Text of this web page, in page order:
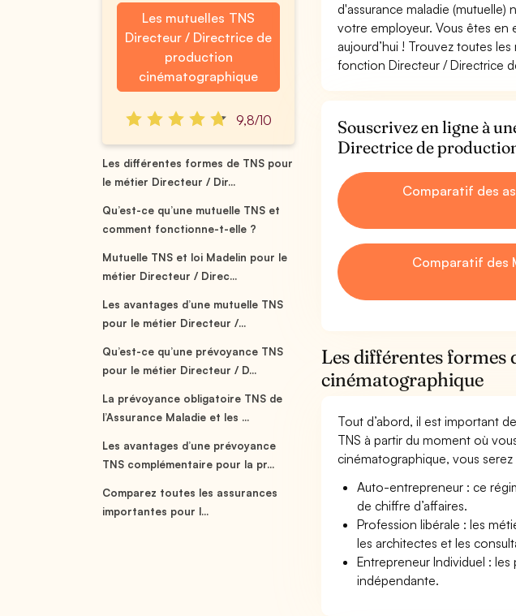
Les mutuelles TNS
Directeur / Directrice de
production
cinématographique
9,8/10
Les différentes formes de TNS pour
le métier Directeur / Dir...
Qu’est-ce qu’une mutuelle TNS et
comment fonctionne-t-elle ?
Mutuelle TNS et loi Madelin pour le
métier Directeur / Direc...
Les avantages d’une mutuelle TNS
pour le métier Directeur /...
Qu’est-ce qu’une prévoyance TNS
pour le métier Directeur / D...
La prévoyance obligatoire TNS de
l’Assurance Maladie et les ...
Les avantages d’une prévoyance
TNS complémentaire pour la pr...
Comparez toutes les assurances
importantes pour l...
d'assurance maladie
votre employeur. Vous êtes
aujourd’hui ! Trouvez toutes
fonction Directeur / Directrice
Souscrivez en ligne à
Directrice de
Comparatif des
Comparatif des
Les différentes
cinématographique
Tout d’abord, il est important
TNS à partir du moment où
cinématographique, vous serez
Auto-entrepreneur : ce
de chiffre d’affaires.
Profession libérale : les
les architectes et les
Entrepreneur Individuel :
indépendante.